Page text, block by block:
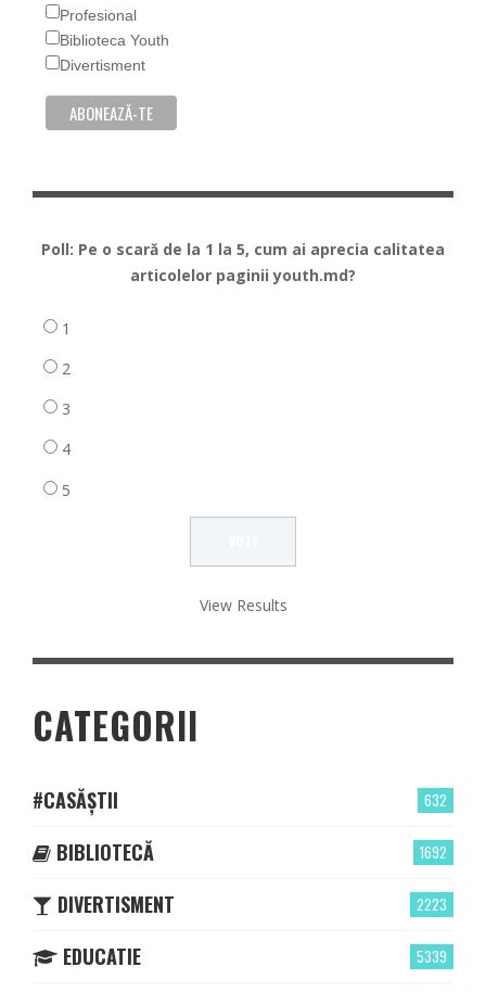
Profesional
Biblioteca Youth
Divertisment
Poll: Pe o scară de la 1 la 5, cum ai aprecia calitatea
articolelor paginii youth.md?
1
2
3
4
5
View Results
CATEGORII
632
#CASĂȘTII
1692
BIBLIOTECĂ
2223
DIVERTISMENT
5339
EDUCATIE